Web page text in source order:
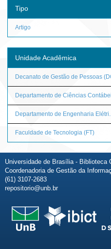
Tipo
Artigo
Unidade Acadêmica
Decanato de Gestão de Pessoas
Departamento de Ciências
Departamento de Engenharia Elétri...
Faculdade de Tecnologia (FT)
Universidade de Brasília - Biblioteca
Coordenadoria de Gestão da
(61) 3107-2683
repositorio@unb.br